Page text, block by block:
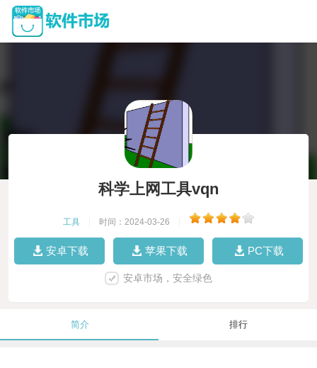
科学上网工具vqn
工具 时间：2024-03-26
安卓下载 苹果下载 PC下载
安卓市场，安全绿色
简介 排行